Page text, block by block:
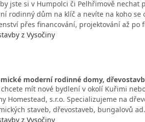
jste si v Humpolci či Pelhřimově
rodinný dům na klíč a nevíte na koho se
přes financování, projektování až po
z Vysočiny
moderní rodinné domy,
chcete mít nové bydlení v okolí Kuřimi
Homestead, s.r.o. Specializujeme na
staveb, dřevostaveb, bungalovů
z Vysočiny